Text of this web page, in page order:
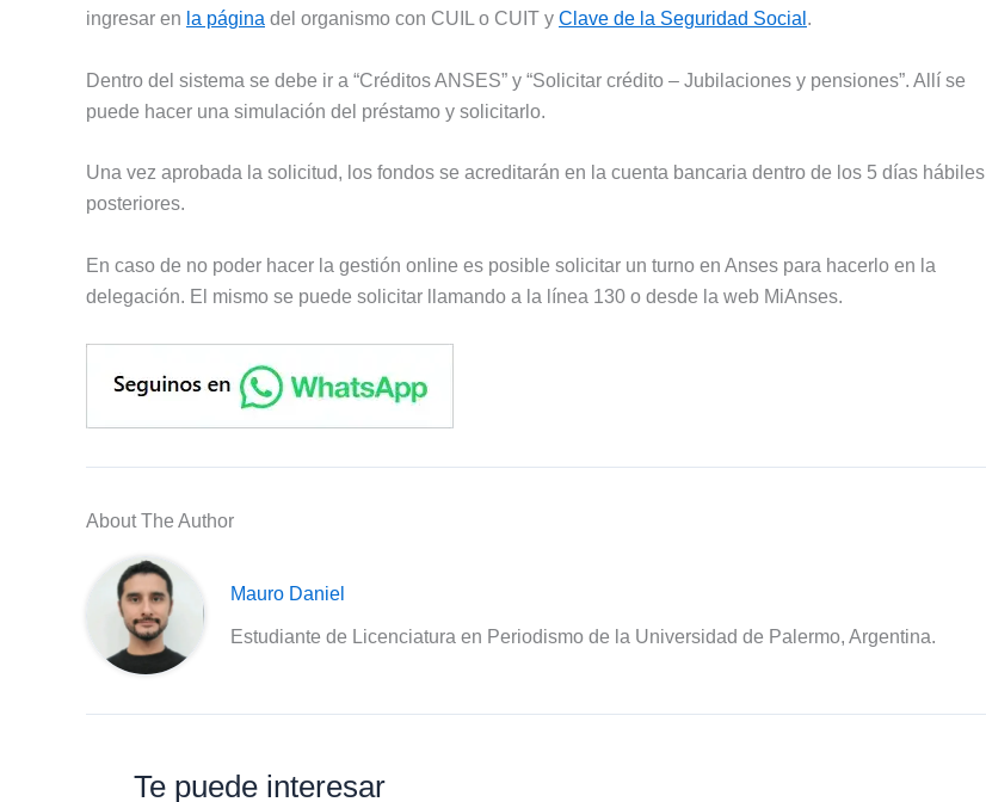
ingresar en la página del organismo con CUIL o CUIT y Clave de la Seguridad Social .
Dentro del sistema se debe ir a “Créditos ANSES” y “Solicitar crédito – Jubilaciones y pensiones”. Allí se
puede hacer una simulación del préstamo y solicitarlo.
Una vez aprobada la solicitud, los fondos se acreditarán en la cuenta bancaria dentro de los 5 días hábiles
posteriores.
En caso de no poder hacer la gestión online es posible solicitar un turno en Anses para hacerlo en la
delegación. El mismo se puede solicitar llamando a la línea 130 o desde la web MiAnses.
About The Author
Mauro Daniel
Estudiante de Licenciatura en Periodismo de la Universidad de Palermo, Argentina.
Te puede interesar